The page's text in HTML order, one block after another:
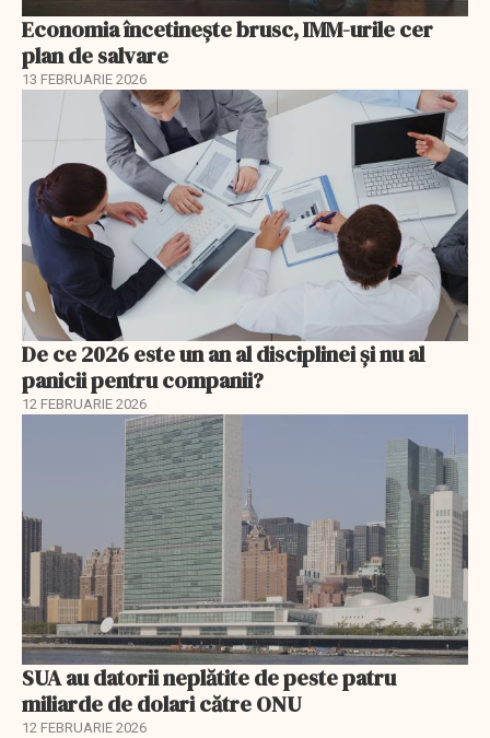
Economia încetinește brusc, IMM-urile cer
plan de salvare
13 FEBRUARIE 2026
De ce 2026 este un an al disciplinei și nu al
panicii pentru companii?
12 FEBRUARIE 2026
SUA au datorii neplătite de peste patru
miliarde de dolari către ONU
12 FEBRUARIE 2026